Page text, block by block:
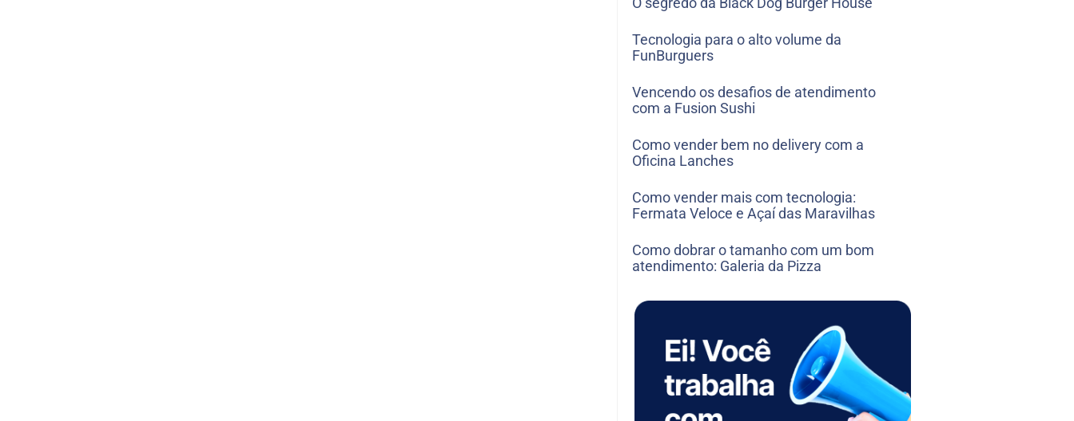
Tecnologia para o alto volume da
FunBurguers
Vencendo os desafios de atendimento
com a Fusion Sushi
Como vender bem no delivery com a
Oficina Lanches
Como vender mais com tecnologia:
Fermata Veloce e Açaí das Maravilhas
Como dobrar o tamanho com um bom
atendimento: Galeria da Pizza